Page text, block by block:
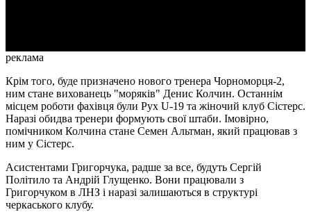
реклама
Крім того, буде призначено нового тренера Чорноморця-2,
ним стане вихованець "моряків" Денис Колчин. Останнім
місцем роботи фахівця були Рух U-19 та жіночий клуб Сістерс.
Наразі обидва тренери формують свої штаби. Імовірно,
помічником Колчина стане Семен Альтман, який працював з
ним у Сістерс.
Асистентами Григорчука, радше за все, будуть Сергій
Політило та Андрій Глущенко. Вони працювали з
Григорчуком в ЛНЗ і наразі залишаються в структурі
черкаського клубу.